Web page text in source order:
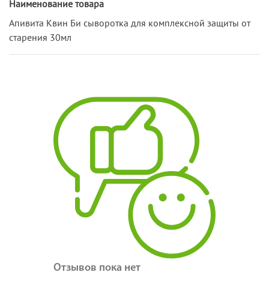
Наименование товара
Апивита Квин Би сыворотка для комплексной защиты от
старения 30мл
Отзывов пока нет